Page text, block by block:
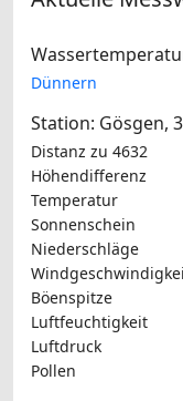
Dünnern
Station: Gösgen,
Distanz zu 4632
Höhendifferenz
Temperatur
Sonnenschein
Niederschläge
Böenspitze
Luftfeuchtigkeit
Luftdruck
Pollen